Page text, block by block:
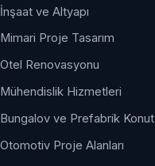
İnşaat ve Altyapı
Mimari Proje Tasarım
Otel Renovasyonu
Mühendislik Hizmetleri
Bungalov ve Prefabrik Konut
Otomotiv Proje Alanları